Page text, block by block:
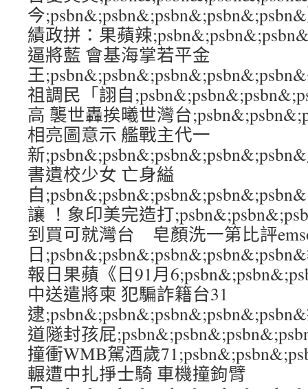
今
績政拼：果蘋辣
逼將藍 會基海掌若平金
王
祖調民「詡自
高 襲世轟挨曦世灣台
相亮圖意示 艦戰主代一
新
書遺校少女 亡身縊
自
讓 ！象印美完造打
到買可就灣台 皂顏洗一第比評
日
報日果蘋《日91月
中送遣將柬 犯騙詐籍台31
逮
道隧封孩屁
撞衝WMB駕酒歲
輾遭中扎掙士騎 車機撞鉤臂